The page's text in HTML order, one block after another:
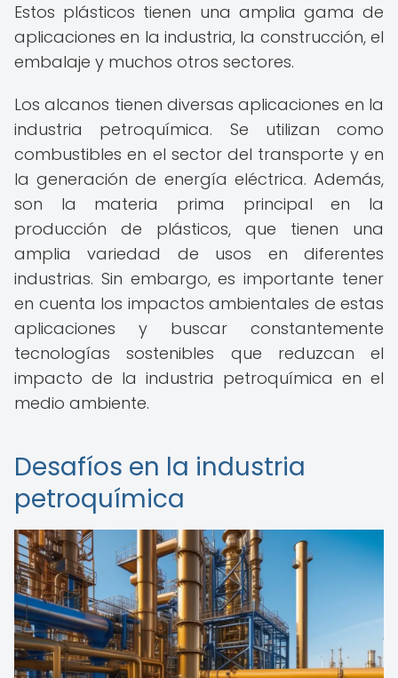
Estos plásticos tienen una amplia gama de
aplicaciones en la industria, la construcción, el
embalaje y muchos otros sectores.
Los alcanos tienen diversas aplicaciones en la
industria petroquímica. Se utilizan como
combustibles en el sector del transporte y en
la generación de energía eléctrica. Además,
son la materia prima principal en la
producción de plásticos, que tienen una
amplia variedad de usos en diferentes
industrias. Sin embargo, es importante tener
en cuenta los impactos ambientales de estas
aplicaciones y buscar constantemente
tecnologías sostenibles que reduzcan el
impacto de la industria petroquímica en el
medio ambiente.
Desafíos en la industria
petroquímica